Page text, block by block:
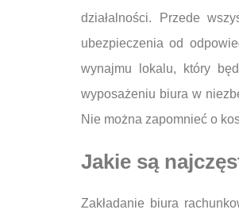
działalności. Przede
ubezpieczenia od
wynajmu lokalu, który
wyposażeniu biura w
Nie można zapomnieć o
Jakie są
Zakładanie biura